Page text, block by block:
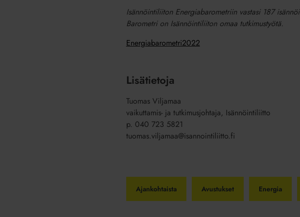
Isännöintiliiton Energiabarometriin vastasi 187
Barometri on Isännöintiliiton omaa tutkimustyötä.
Energiabarometri2022
Lisätietoja
Tuomas Viljamaa
vaikuttamis- ja tutkimusjohtaja, Isännöintiliitto
p. 040 723 5821
tuomas.viljamaa@isannointiliitto.fi
Ajankohtaista Avustukset Energia